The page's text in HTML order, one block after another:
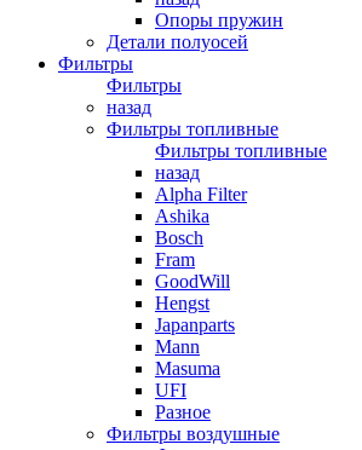
Опоры пружин
Детали полуосей
Фильтры
Фильтры
назад
Фильтры топливные
Фильтры топливные
назад
Alpha Filter
Ashika
Bosch
Fram
GoodWill
Hengst
Japanparts
Mann
Masuma
UFI
Разное
Фильтры воздушные